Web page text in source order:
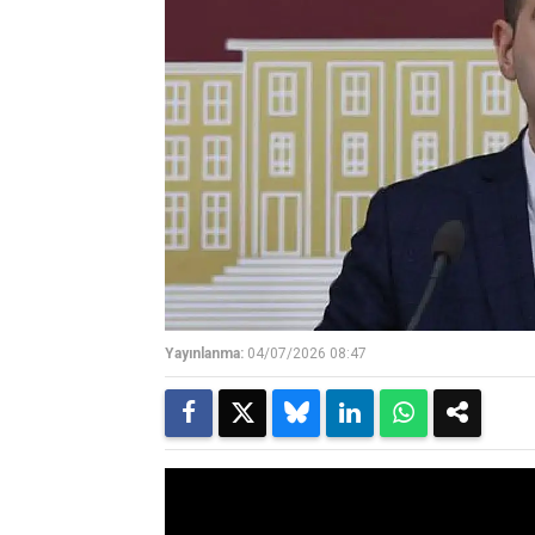
Yayınlanma: 04/07/2026 08:47